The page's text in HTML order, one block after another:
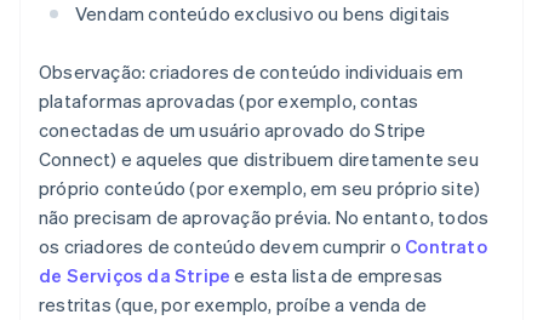
Vendam conteúdo exclusivo ou bens digitais
Observação: criadores de conteúdo individuais em
plataformas aprovadas (por exemplo, contas
conectadas de um usuário aprovado do Stripe
Connect) e aqueles que distribuem diretamente seu
próprio conteúdo (por exemplo, em seu próprio site)
não precisam de aprovação prévia. No entanto, todos
os criadores de conteúdo devem cumprir o Contrato
de Serviços da Stripe e esta lista de empresas
restritas (que, por exemplo, proíbe a venda de